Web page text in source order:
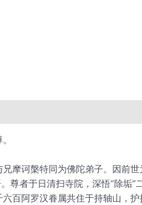
摩诃槃特同为佛陀弟子。因前
尊者于日清扫寺院，深悟“除
百阿罗汉眷属共住于持轴山，护